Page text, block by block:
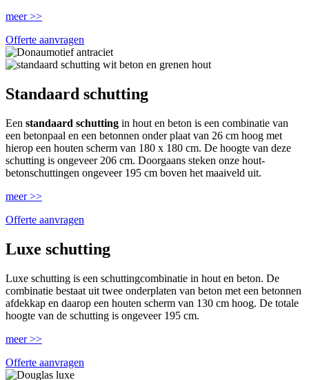
meer >>
Offerte aanvragen
Standaard schutting
Een standaard schutting in hout en beton is een combinatie van
een betonpaal en een betonnen onder plaat van 26 cm hoog met
hierop een houten scherm van 180 x 180 cm. De hoogte van deze
schutting is ongeveer 206 cm. Doorgaans steken onze hout-
betonschuttingen ongeveer 195 cm boven het maaiveld uit.
meer >>
Offerte aanvragen
Luxe schutting
Luxe schutting is een schuttingcombinatie in hout en beton. De
combinatie bestaat uit twee onderplaten van beton met een betonnen
afdekkap en daarop een houten scherm van 130 cm hoog. De totale
hoogte van de schutting is ongeveer 195 cm.
meer >>
Offerte aanvragen